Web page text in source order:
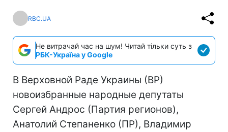
RBC.UA
Не витрачай час на шум! Читай тільки суть з
РБК-Україна у Google
В Верховной Раде Украины (ВР)
новоизбранные народные депутаты
Сергей Андрос (Партия регионов),
Анатолий Степаненко (ПР), Владимир